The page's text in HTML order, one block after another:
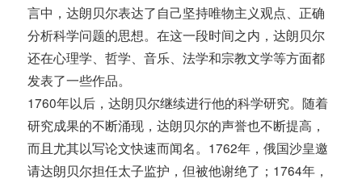
言中，达朗贝尔表达了自己坚持唯物主义观点、正确
分析科学问题的思想。在这一段时间之内，达朗贝尔
还在心理学、哲学、音乐、法学和宗教文学等方面都
发表了一些作品。
1760年以后，达朗贝尔继续进行他的科学研究。随着
研究成果的不断涌现，达朗贝尔的声誉也不断提高，
而且尤其以写论文快速而闻名。1762年，俄国沙皇邀
请达朗贝尔担任太子监护，但被他谢绝了；1764年，